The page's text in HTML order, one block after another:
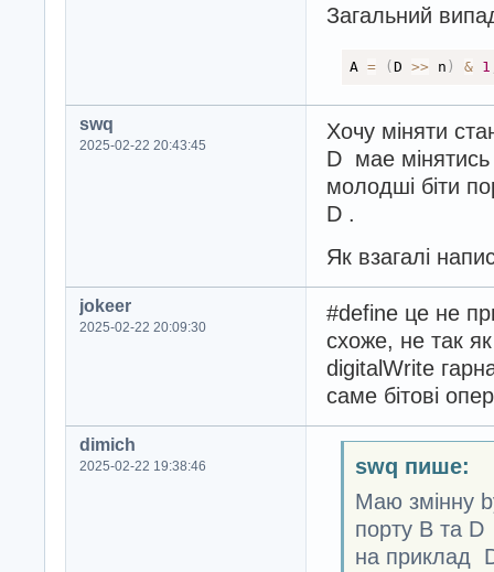
Загальний
A = ( D >> n ) & 1
swq
2025-02-22 20:43:45
Хочу міняти
D мае мінятись
молодші біти
D .
Як взагалі
jokeer
2025-02-22 20:09:30
#define це не
схоже, не так
digitalWrite
саме бітові
dimich
2025-02-22 19:38:46
swq пише:
Маю змінну
порту В та D
на приклад